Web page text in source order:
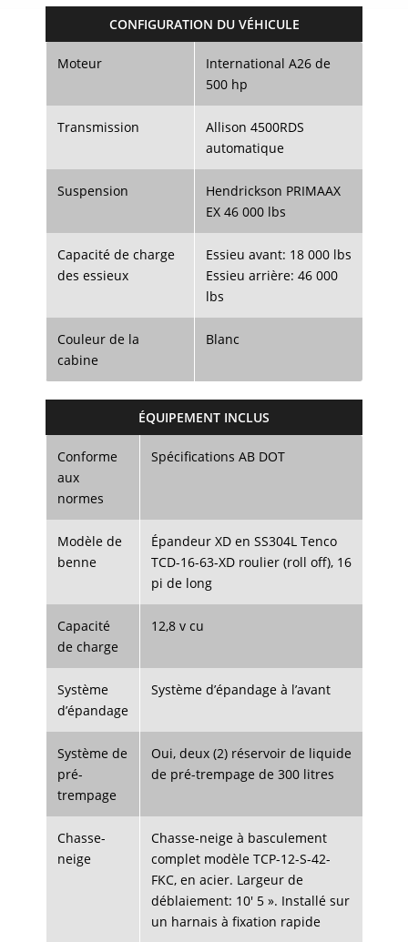
CONFIGURATION DU VÉHICULE
Moteur
International A26 de
500 hp
Transmission
Allison 4500RDS
automatique
Suspension
Hendrickson PRIMAAX
EX 46 000 lbs
Capacité de charge
des essieux
Essieu avant: 18 000 lbs
Essieu arrière: 46 000
lbs
Couleur de la
cabine
Blanc
ÉQUIPEMENT INCLUS
Conforme
aux
normes
Spécifications AB DOT
Modèle de
benne
Épandeur XD en SS304L Tenco
TCD-16-63-XD roulier (roll off), 16
pi de long
Capacité
de charge
12,8 v cu
Système
d’épandage
Système d’épandage à l’avant
Système de
pré-
trempage
Oui, deux (2) réservoir de liquide
de pré-trempage de 300 litres
Chasse-
neige
Chasse-neige à basculement
complet modèle TCP-12-S-42-
FKC, en acier. Largeur de
déblaiement: 10′ 5 ». Installé sur
un harnais à fixation rapide